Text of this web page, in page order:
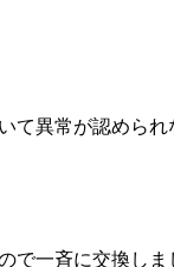
て異常が認めら
で一斉に交換しま